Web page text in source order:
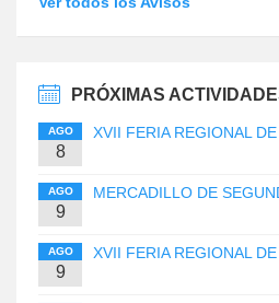
PRÓXIMAS
AGO
8
XVII FERIA REGIONAL
AGO
9
MERCADILLO DE
AGO
9
XVII FERIA REGIONAL